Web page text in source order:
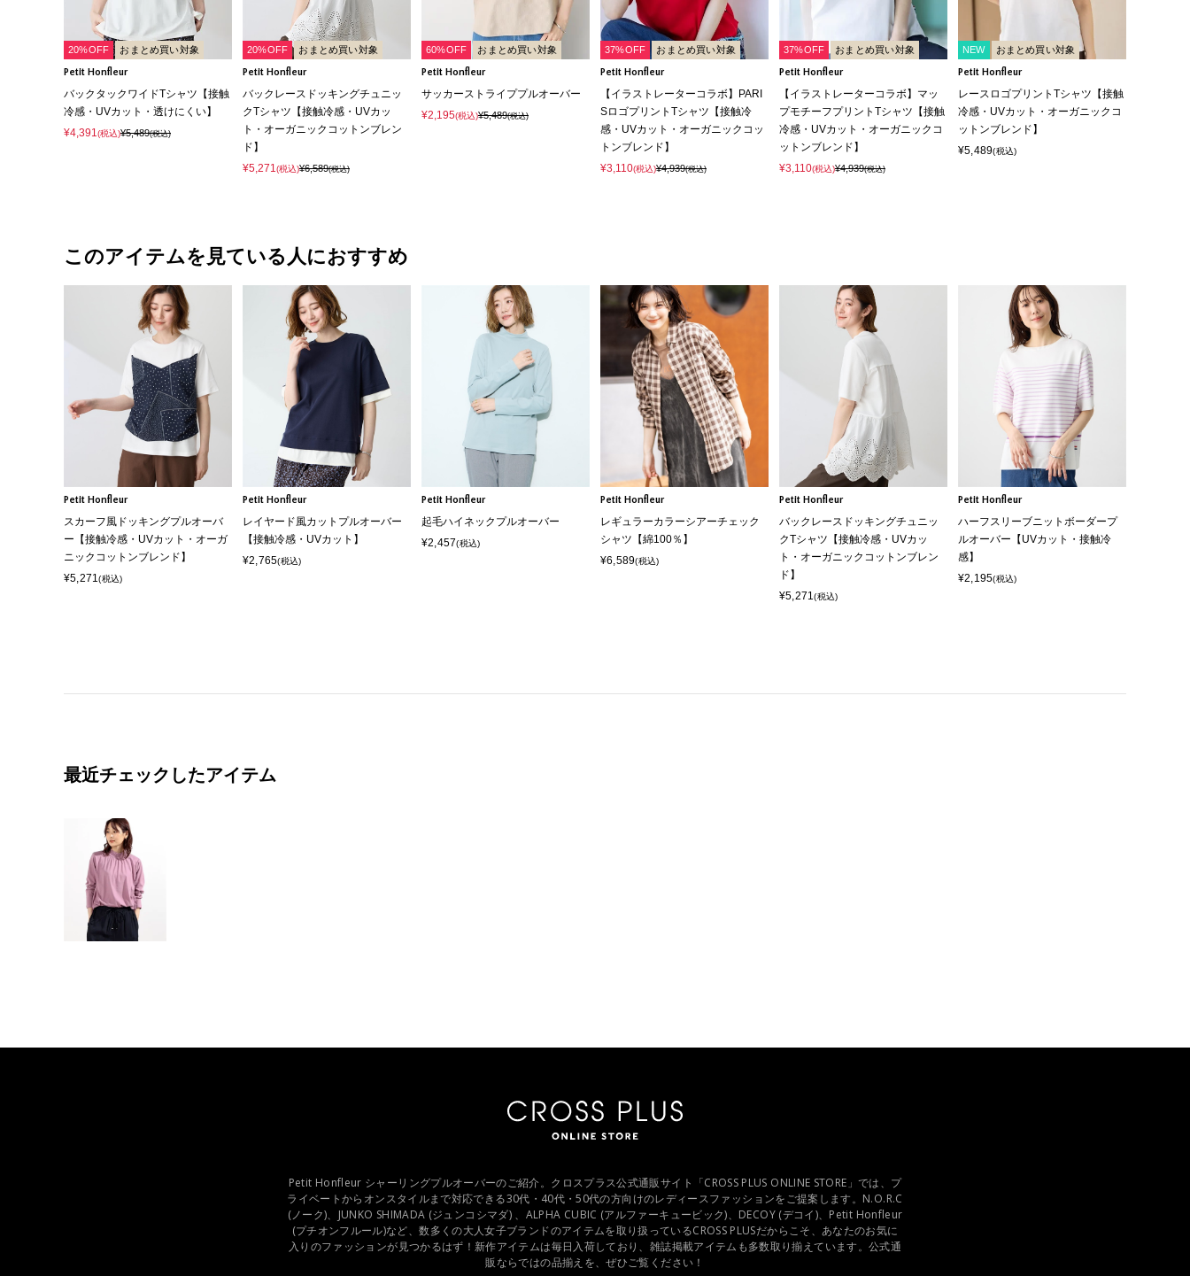
20%OFF おまとめ買い対象
Petit Honfleur
バックタックワイドTシャツ【接触
冷感・UVカット・透けにくい】
¥4,391(税込)¥5,489(税込)
20%OFF おまとめ買い対象
Petit Honfleur
バックレースドッキングチュニッ
クTシャツ【接触冷感・UVカッ
ト・オーガニックコットンブレン
ド】
¥5,271(税込)¥6,589(税込)
60%OFF おまとめ買い対象
Petit Honfleur
サッカーストライププルオーバー
¥2,195(税込)¥5,489(税込)
37%OFF おまとめ買い対象
Petit Honfleur
【イラストレーターコラボ】PARI
SロゴプリントTシャツ【接触冷
感・UVカット・オーガニックコッ
トンブレンド】
¥3,110(税込)¥4,939(税込)
37%OFF おまとめ買い対象
Petit Honfleur
【イラストレーターコラボ】マッ
プモチーフプリントTシャツ【接触
冷感・UVカット・オーガニックコ
ットンブレンド】
¥3,110(税込)¥4,939(税込)
NEW おまとめ買い対象
Petit Honfleur
レースロゴプリントTシャツ【接触
冷感・UVカット・オーガニックコ
ットンブレンド】
¥5,489(税込)
このアイテムを見ている人におすすめ
Petit Honfleur
スカーフ風ドッキングプルオーバ
ー【接触冷感・UVカット・オーガ
ニックコットンブレンド】
¥5,271(税込)
Petit Honfleur
レイヤード風カットプルオーバー
【接触冷感・UVカット】
¥2,765(税込)
Petit Honfleur
起毛ハイネックプルオーバー
¥2,457(税込)
Petit Honfleur
レギュラーカラーシアーチェック
シャツ【綿100％】
¥6,589(税込)
Petit Honfleur
バックレースドッキングチュニッ
クTシャツ【接触冷感・UVカッ
ト・オーガニックコットンブレン
ド】
¥5,271(税込)
Petit Honfleur
ハーフスリーブニットボーダープ
ルオーバー【UVカット・接触冷
感】
¥2,195(税込)
最近チェックしたアイテム
Petit Honfleur シャーリングプルオーバーのご紹介。クロスプラス公式通販サイト「CROSS PLUS ONLINE STORE」では、プ
ライベートからオンスタイルまで対応できる30代・40代・50代の方向けのレディースファッションをご提案します。N.O.R.C
(ノーク)、JUNKO SHIMADA (ジュンコシマダ) 、ALPHA CUBIC (アルファーキュービック)、DECOY (デコイ)、Petit Honfleur
(プチオンフルール)など、数多くの大人女子ブランドのアイテムを取り扱っているCROSS PLUSだからこそ、あなたのお気に
入りのファッションが見つかるはず！新作アイテムは毎日入荷しており、雑誌掲載アイテムも多数取り揃えています。公式通
販ならではの品揃えを、ぜひご覧ください！